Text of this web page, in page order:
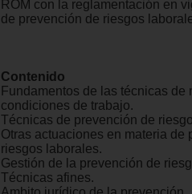
ROM con la reglamentación en
de prevención de riesgos
Contenido
Fundamentos de las técnicas de
condiciones de trabajo.
Técnicas de prevención de
Otras actuaciones en materia de
riesgos laborales.
Gestión de la prevención de
Técnicas afines.